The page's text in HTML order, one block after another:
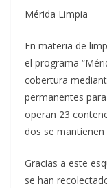
Mérida Limpia
En materia de
el programa
cobertura
permanentes
operan 23
dos se
Gracias a este
se han